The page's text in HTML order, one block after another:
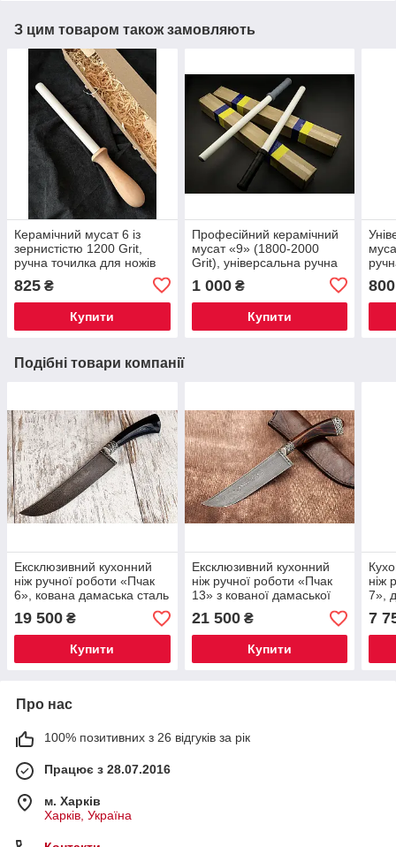
З цим товаром також замовляють
Керамічний мусат 6 із
зернистістю 1200 Grit,
ручна точилка для ножів
застосовується для правки
леза
825 ₴
Купити
Професійний керамічний
мусат «9» (1800-2000
Grit), універсальна ручна
правки, пластикове руківʼя
1 000₴
Купити
800
Подібні товари компанії
Ексклюзивний кухонний
ніж ручної роботи «Пчак
6», кована дамаська сталь
(60 HRC), руків’я ріг
буйвола, шкіряний чохол
19 500 ₴
Купити
Ексклюзивний кухонний
ніж ручної роботи «Пчак
13» з кованої дамаської
сталі (60 HRC), руків’я
айронвуд, шкіряний чохол
21 500₴
Купити
ніж
7»,
7
Про нас
100% позитивних з 26 відгуків за рік
Працює з 28.07.2016
м. Харків
Харків, Україна